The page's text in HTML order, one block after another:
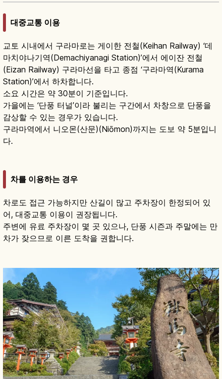
대중교통 이용
교토 시내에서 구라마로는 게이한 전철(Keihan Railway) ‘데
마치야나기역(Demachiyanagi Station)’에서 에이잔 전철
(Eizan Railway) 구라마선을 타고 종점 ‘구라마역(Kurama
Station)’에서 하차합니다.
소요 시간은 약 30분이 기준입니다.
가을에는 ‘단풍 터널’이라 불리는 구간에서 차창으로 단풍을
감상할 수 있는 경우가 있습니다.
구라마역에서 니오몬(산문)(Niōmon)까지는 도보 약 5분입니
다.
차를 이용하는 경우
차로도 접근 가능하지만 산길이 많고 주차장이 한정되어 있
어, 대중교통 이용이 권장됩니다.
주변에 유료 주차장이 몇 곳 있으나, 단풍 시즌과 주말에는 만
차가 잦으므로 이른 도착을 권합니다.